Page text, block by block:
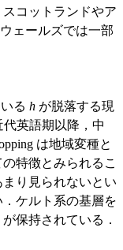
コットランドやア
ェールズでは一部
る h が脱落する現
代英語期以降，中
は地域変種と
特徴とみられるこ
り見られないとい
ケルト系の基層を
が保持されている．